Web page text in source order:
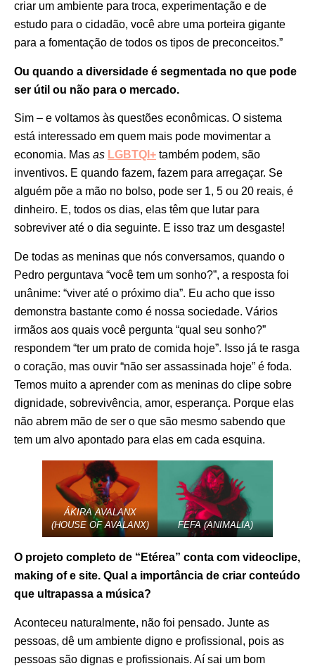
criar um ambiente para troca, experimentação e de
estudo para o cidadão, você abre uma porteira gigante
para a fomentação de todos os tipos de preconceitos.”
Ou quando a diversidade é segmentada no que pode
ser útil ou não para o mercado.
Sim – e voltamos às questões econômicas. O sistema
está interessado em quem mais pode movimentar a
economia. Mas as LGBTQI+ também podem, são
inventivos. E quando fazem, fazem para arregaçar. Se
alguém põe a mão no bolso, pode ser 1, 5 ou 20 reais, é
dinheiro. E, todos os dias, elas têm que lutar para
sobreviver até o dia seguinte. E isso traz um desgaste!
De todas as meninas que nós conversamos, quando o
Pedro perguntava “você tem um sonho?”, a resposta foi
unânime: “viver até o próximo dia”. Eu acho que isso
demonstra bastante como é nossa sociedade. Vários
irmãos aos quais você pergunta “qual seu sonho?”
respondem “ter um prato de comida hoje”. Isso já te rasga
o coração, mas ouvir “não ser assassinada hoje” é foda.
Temos muito a aprender com as meninas do clipe sobre
dignidade, sobrevivência, amor, esperança. Porque elas
não abrem mão de ser o que são mesmo sabendo que
tem um alvo apontado para elas em cada esquina.
ÁKIRA AVALANX
(HOUSE OF AVALANX)
FEFA (ANIMALIA)
O projeto completo de “Etérea” conta com videoclipe,
making of e site. Qual a importância de criar conteúdo
que ultrapassa a música?
Aconteceu naturalmente, não foi pensado. Junte as
pessoas, dê um ambiente digno e profissional, pois as
pessoas são dignas e profissionais. Aí sai um bom